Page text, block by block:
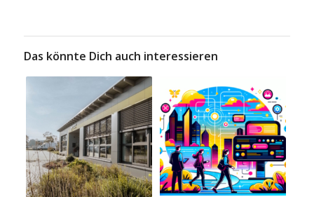
Das könnte Dich auch interessieren